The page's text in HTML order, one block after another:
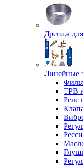
Дренаж
Линейные
ТРВ
Реле